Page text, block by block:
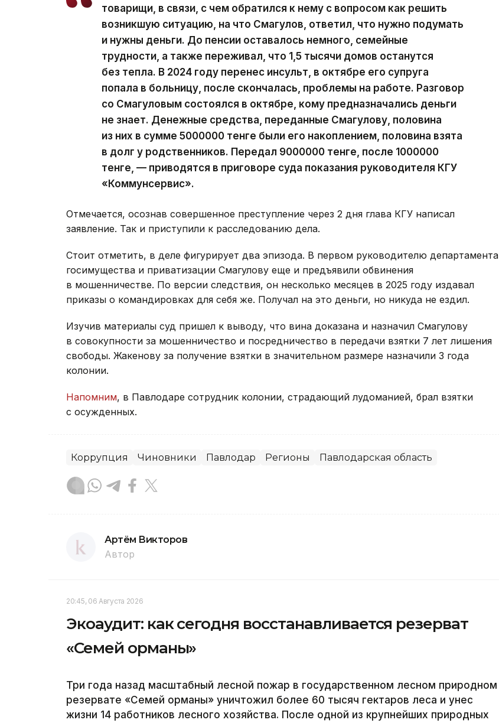
товарищи, в связи, с чем обратился к нему с вопросом как решить
возникшую ситуацию, на что Смагулов, ответил, что нужно подумать
и нужны деньги. До пенсии оставалось немного, семейные
трудности, а также переживал, что 1,5 тысячи домов останутся
без тепла. В 2024 году перенес инсульт, в октябре его супруга
попала в больницу, после скончалась, проблемы на работе. Разговор
со Смагуловым состоялся в октябре, кому предназначались деньги
не знает. Денежные средства, переданные Смагулову, половина
из них в сумме 5000000 тенге были его накоплением, половина взята
в долг у родственников. Передал 9000000 тенге, после 1000000
тенге, — приводятся в приговоре суда показания руководителя КГУ
«Коммунсервис».
Отмечается, осознав совершенное преступление через 2 дня глава КГУ написал
заявление. Так и приступили к расследованию дела.
Стоит отметить, в деле фигурирует два эпизода. В первом руководителю департамента
госимущества и приватизации Смагулову еще и предъявили обвинения
в мошенничестве. По версии следствия, он несколько месяцев в 2025 году издавал
приказы о командировках для себя же. Получал на это деньги, но никуда не ездил.
Изучив материалы суд пришел к выводу, что вина доказана и назначил Смагулову
в совокупности за мошенничество и посредничество в передачи взятки 7 лет лишения
свободы. Жакенову за получение взятки в значительном размере назначили 3 года
колонии.
Напомним, в Павлодаре сотрудник колонии, страдающий лудоманией, брал взятки
с осужденных.
Коррупция Чиновники Павлодар Регионы Павлодарская область
Артём Викторов
Автор
20:45, 06 Августа 2026
Экоаудит: как сегодня восстанавливается резерват
«Семей орманы»
Три года назад масштабный лесной пожар в государственном лесном природном
резервате «Семей орманы» уничтожил более 60 тысяч гектаров леса и унес
жизни 14 работников лесного хозяйства. После одной из крупнейших природных